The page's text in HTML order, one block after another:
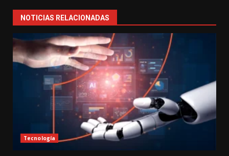
NOTICIAS RELACIONADAS
Tecnología